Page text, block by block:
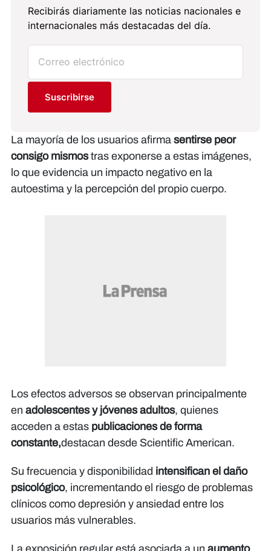
Recibirás diariamente las noticias nacionales e
internacionales más destacadas del día.
Suscribirse
La mayoría de los usuarios afirma sentirse peor
consigo mismostras exponerse a estas imágenes,
lo que evidencia un impacto negativo en la
autoestima y la percepción del propio cuerpo.
Los efectos adversos se observan principalmente
en adolescentes y jóvenes adultos, quienes
acceden a estas publicaciones de forma
constante,destacan desde Scientific American.
Su frecuencia y disponibilidad intensifican el daño
psicológico, incrementando el riesgo de problemas
clínicos como depresión y ansiedad entre los
usuarios más vulnerables.